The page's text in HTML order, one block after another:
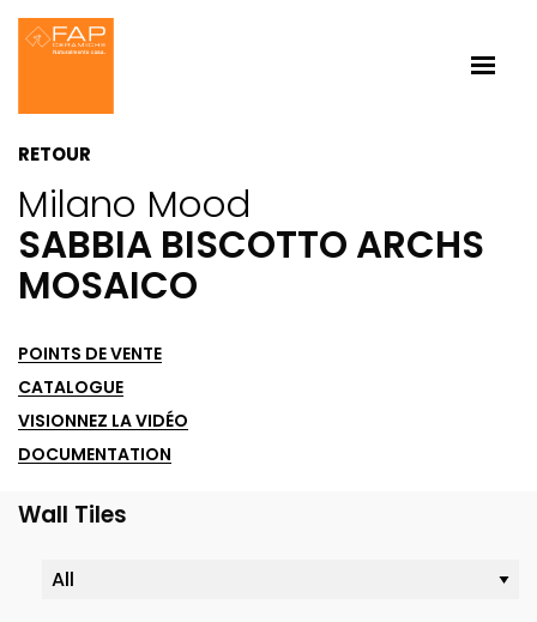
RETOUR
Milano Mood
SABBIA BISCOTTO ARCHS
MOSAICO
POINTS DE VENTE
CATALOGUE
VISIONNEZ LA VIDÉO
DOCUMENTATION
Wall Tiles